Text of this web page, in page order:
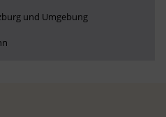
und Umgebung